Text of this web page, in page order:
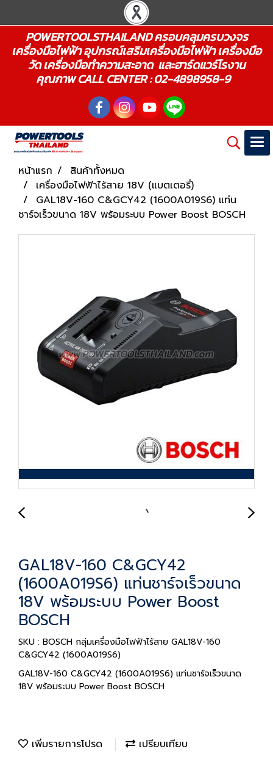
POWERTOOLSTHAILAND ครอบคลุมครบวงจร
เครื่องมือไฟฟ้า อุปกรณ์เสริมเครื่องมือไฟฟ้า เครื่องมือ
วัด เครื่องมือทำความสะอาด และฮาร์ดแวร์โรงาน
คุณภาพ CALL CENTER : 02-4898958-9
หน้าแรก
สินค้าทั้งหมด
เครื่องมือไฟฟ้าไร้สาย 18V (แบตเตอรี่)
GAL18V-160 C&GCY42 (1600A019S6) แท่น
ชาร์จเร็วขนาด 18V พร้อมระบบ Power Boost BOSCH
GAL18V-160 C&GCY42
(1600A019S6) แท่นชาร์จเร็วขนาด
18V พร้อมระบบ Power Boost
BOSCH
SKU : BOSCH กลุ่มเครื่องมือไฟฟ้าไร้สาย GAL18V-160
C&GCY42 (1600A019S6)
GAL18V-160 C&GCY42 (1600A019S6) แท่นชาร์จเร็วขนาด
18V พร้อมระบบ Power Boost BOSCH
เพิ่มรายการโปรด เปรียบเทียบ